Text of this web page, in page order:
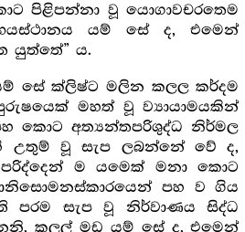
පිළිපන්නා වූ යොගාවචරතෙම
යම් සේ ද, එමෙන්
යුත්තේ” ය.
සේ ක්ලිෂ්ට මලින කලල කර්දම
මහත් වූ ව්‍යායාමයකින්
කොට අත්‍යන්තපරිශුද්ධ නිර්මල
උතුම් වූ සැප ලබන්නේ වේ ද,
ම යමෙක් මනා කොට
පහ ව ගිය
පරම සැප වූ නිර්වාණය සිද්ධ
කලල් මඩ යම් සේ ද, එමෙන්